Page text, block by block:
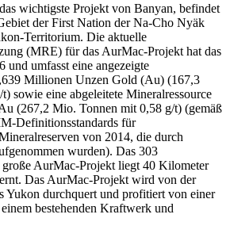
wichtigste Projekt von Banyan, befindet
der First Nation der Na-Cho Nyäk
Territorium. Die aktuelle
(MRE) für das AurMac-Projekt hat das
und umfasst eine angezeigte
Millionen Unzen Gold (Au) (167,3
sowie eine abgeleitete Mineralressource
(267,2 Mio. Tonnen mit 0,58 g/t) (gemäß
Definitionsstandards für
von 2014, die durch
wurden). Das 303
AurMac-Projekt liegt 40 Kilometer
Das AurMac-Projekt wird von der
Yukon durchquert und profitiert von einer
bestehenden Kraftwerk und